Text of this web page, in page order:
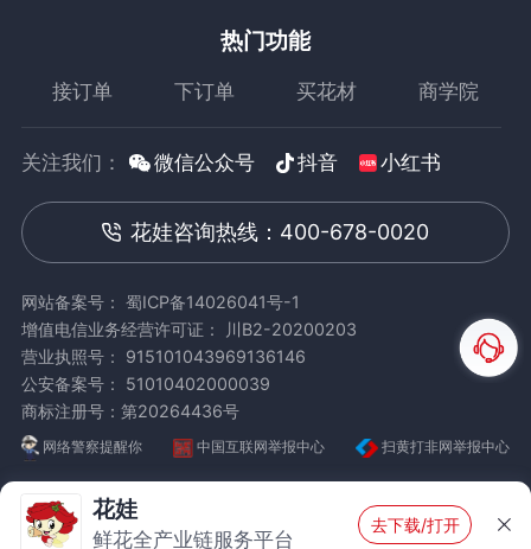
热门功能
接订单 下订单 买花材 商学院
关注我们： 微信公众号 抖音 小红书
花娃咨询热线：400-678-0020
网站备案号： 蜀ICP备14026041号-1
增值电信业务经营许可证： 川B2-20200203
营业执照号： 915101043969136146
公安备案号： 51010402000039
商标注册号：第20264436号
网络警察提醒你 中国互联网举报中心 扫黄打非网举报中心
花娃
鲜花全产业链服务平台
去下载/打开